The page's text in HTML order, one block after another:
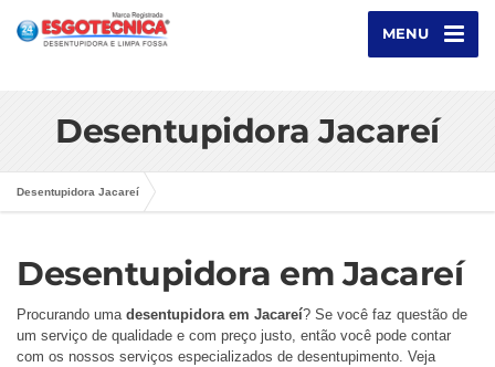
MENU
Desentupidora Jacareí
Desentupidora Jacareí
Desentupidora em Jacareí
Procurando uma desentupidora em Jacareí? Se você faz questão de
um serviço de qualidade e com preço justo, então você pode contar
com os nossos serviços especializados de desentupimento. Veja